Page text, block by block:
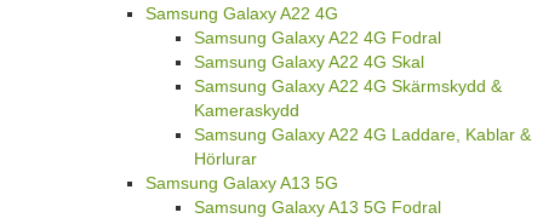
Samsung Galaxy A22 4G
Samsung Galaxy A22 4G Fodral
Samsung Galaxy A22 4G Skal
Samsung Galaxy A22 4G Skärmskydd &
Kameraskydd
Samsung Galaxy A22 4G Laddare, Kablar &
Hörlurar
Samsung Galaxy A13 5G
Samsung Galaxy A13 5G Fodral